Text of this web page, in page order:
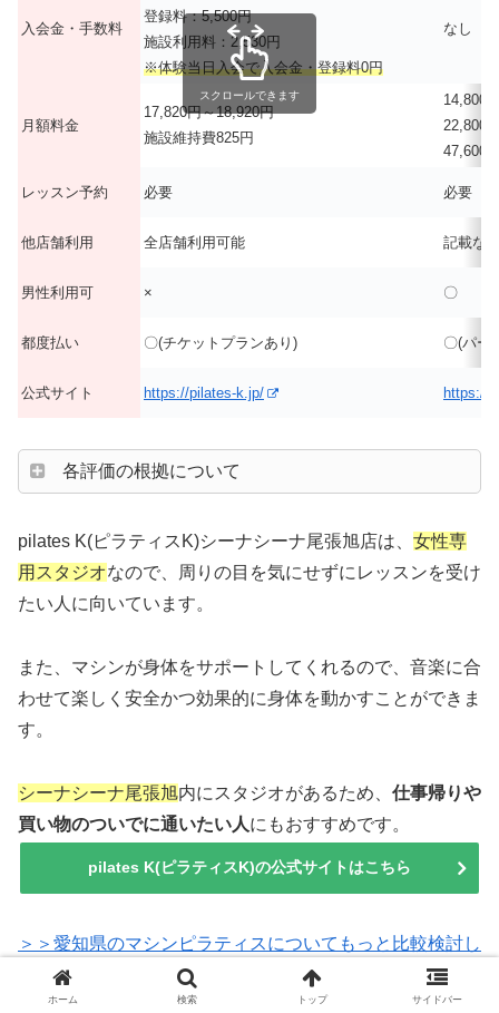
入会金・手数料
登録料：5,500円
施設利用料：2,530円
※体験当日入会で入会金・登録料0円
なし
月額料金
17,820円～18,920円
施設維持費825円
14,800
22,800
47,600
レッスン予約 必要 必要
他店舗利用 全店舗利用可能 記載な
男性利用可 × 〇
都度払い 〇(チケットプランあり) 〇(パー
公式サイト https://pilates-k.jp/ https://
スクロールできます
各評価の根拠について
pilates K(ピラティスK)シーナシーナ尾張旭店は、 女性専
用スタジオなので、周りの目を気にせずにレッスンを受け
たい人に向いています。
また、マシンが身体をサポートしてくれるので、音楽に合
わせて楽しく安全かつ効果的に身体を動かすことができま
す。
シーナシーナ尾張旭内にスタジオがあるため、 仕事帰りや
買い物のついでに通いたい人にもおすすめです。
pilates K(ピラティスK)の公式サイトはこちら
＞＞愛知県のマシンピラティスについてもっと比較検討し
たい方はこちら
ホーム 検索 トップ サイドバー